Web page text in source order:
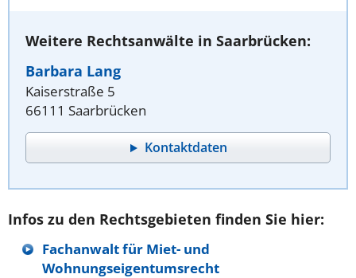
Weitere Rechtsanwälte in Saarbrücken:
Barbara Lang
Kaiserstraße 5
66111 Saarbrücken
Kontaktdaten
Infos zu den Rechtsgebieten finden Sie hier:
Fachanwalt für Miet- und
Wohnungseigentumsrecht